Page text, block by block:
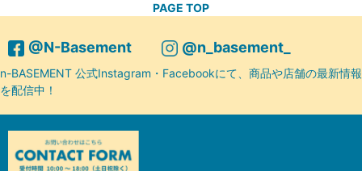
PAGE TOP
@N-Basement @n_basement_
n-BASEMENT 公式Instagram・Facebookにて、商品や店舗の最新情報
を配信中！